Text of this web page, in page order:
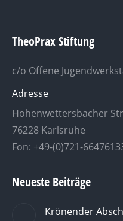
TheoPrax Stiftung
c/o Offene
Adresse
Hohenwettersbacher
76228 Karlsruhe
Fon: +49-(0)721-
Neueste Beiträge
Krönender